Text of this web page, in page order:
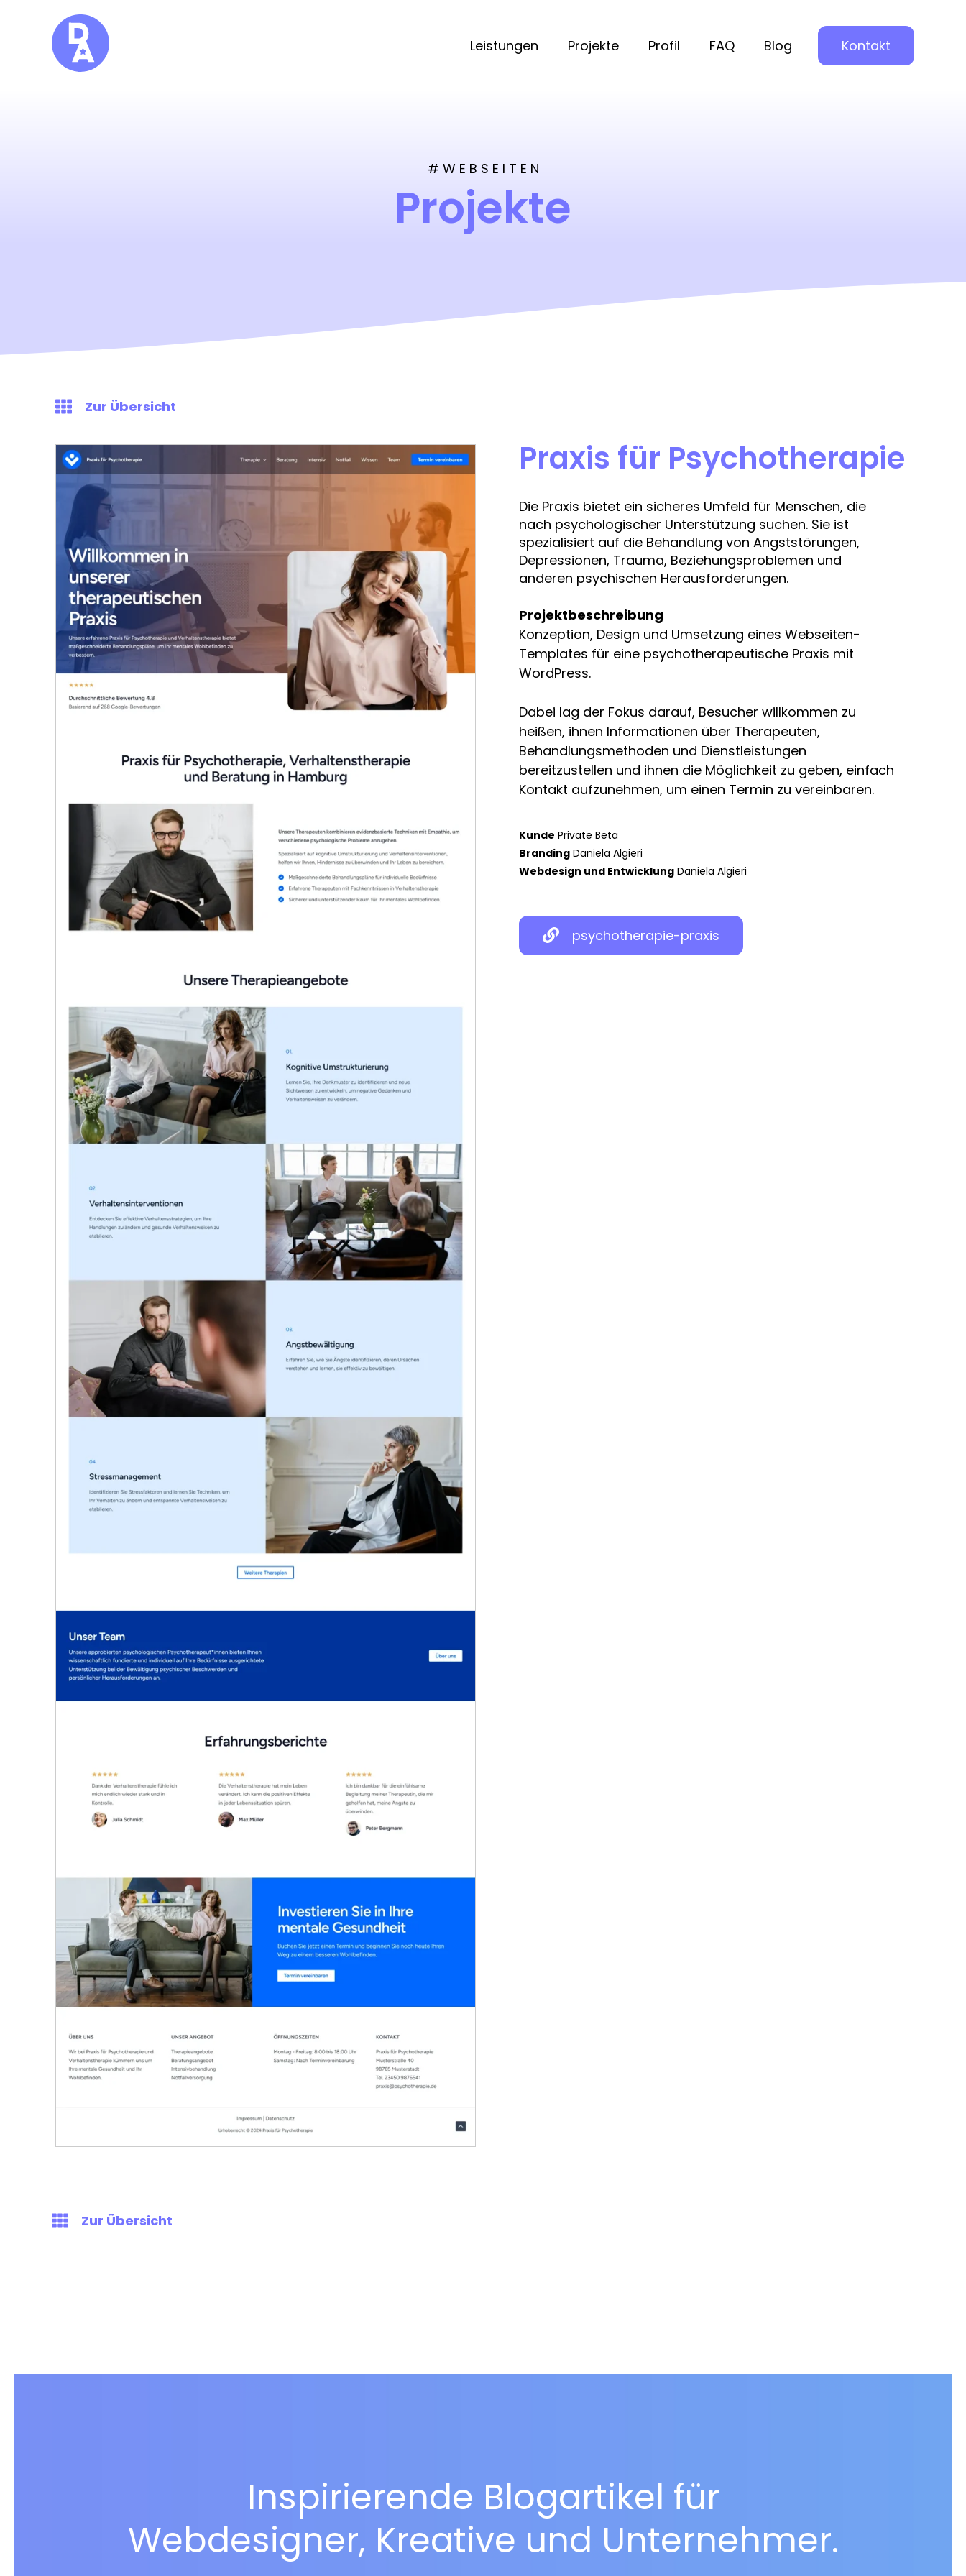
Leistungen Projekte Profil FAQ Blog Kontakt
# W E B S E I T E N
Projekte
Zur Übersicht
Praxis für Psychotherapie
Die Praxis bietet ein sicheres Umfeld für Menschen, die
nach psychologischer Unterstützung suchen. Sie ist
spezialisiert auf die Behandlung von Angststörungen,
Depressionen, Trauma, Beziehungsproblemen und
anderen psychischen Herausforderungen.
Projektbeschreibung
Konzeption, Design und Umsetzung eines Webseiten-
Templates für eine psychotherapeutische Praxis mit
WordPress.
Dabei lag der Fokus darauf, Besucher willkommen zu
heißen, ihnen Informationen über Therapeuten,
Behandlungsmethoden und Dienstleistungen
bereitzustellen und ihnen die Möglichkeit zu geben, einfach
Kontakt aufzunehmen, um einen Termin zu vereinbaren.
Kunde Private Beta
Branding Daniela Algieri
Webdesign und Entwicklung Daniela Algieri
psychotherapie-praxis
Zur Übersicht
Inspirierende Blogartikel für
Webdesigner, Kreative und Unternehmer.